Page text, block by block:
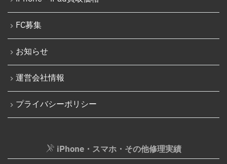
Nintendo Switchタッチパネル修理交換
Nintendo Switchゲームカードスロット修理
Nintendo Switch SDカードスロット修理
Nintendo Switch Joy-Con レール修理
iPodバッテリー交換
iPhone 14 Pro
iPhone 14 Pro Max
iPhone 14 Plus
iPhone 15 Plus
iPhone 15 Pro
iPhone 15 Pro Max
iPhone 16 Plus
FC募集
お知らせ
運営会社情報
プライバシーポリシー
iPhone・スマホ・その他修理実績